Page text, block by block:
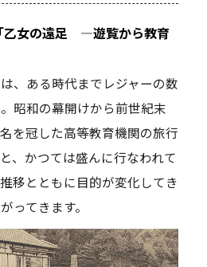
乙女の遠足 ―遊覧から教育
、ある時代までレジャーの数
昭和の幕開けから前世紀末
を冠した高等教育機関の旅行
、かつては盛んに行なわれて
移とともに目的が変化してき
ってきます。